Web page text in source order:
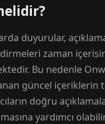
duyurular,
zaman
Bu nedenle
güncel içeriklerin
doğru
yardımcı